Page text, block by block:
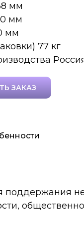
мм
мм
мм
77 кг
ЗАКАЗ
поддержания